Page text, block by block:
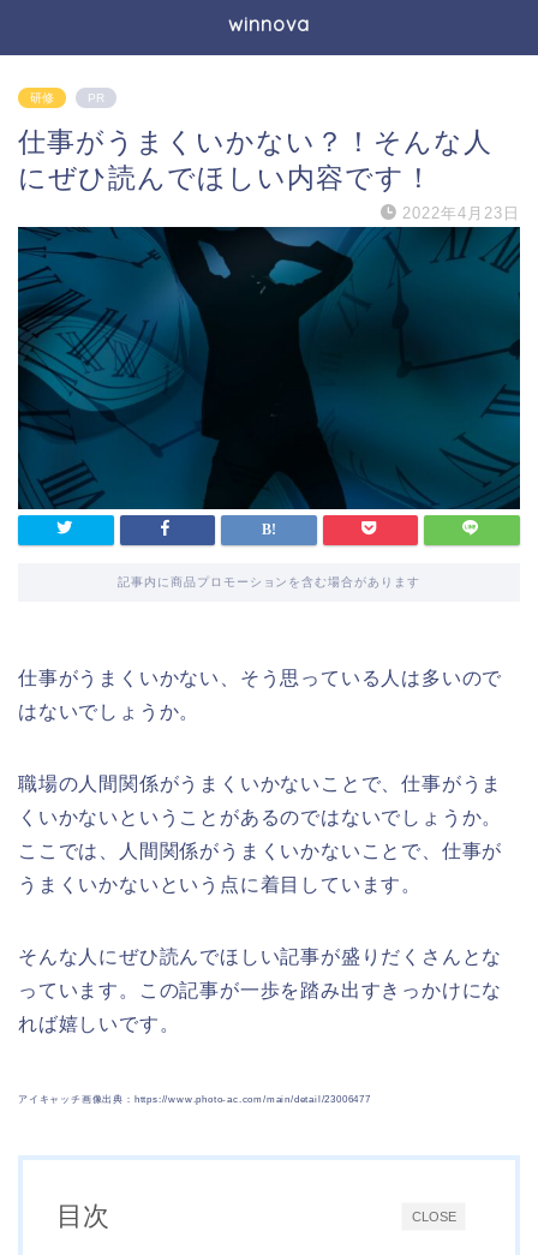
winnova
研修 PR
仕事がうまくいかない？！そんな人
にぜひ読んでほしい内容です！
2022年4月23日
記事内に商品プロモーションを含む場合があります
仕事がうまくいかない、そう思っている人は多いので
はないでしょうか。
職場の人間関係がうまくいかないことで、仕事がうま
くいかないということがあるのではないでしょうか。
ここでは、人間関係がうまくいかないことで、仕事が
うまくいかないという点に着目しています。
そんな人にぜひ読んでほしい記事が盛りだくさんとな
っています。この記事が一歩を踏み出すきっかけにな
れば嬉しいです。
アイキャッチ画像出典：https://www.photo-ac.com/main/detail/23006477
CLOSE
目次